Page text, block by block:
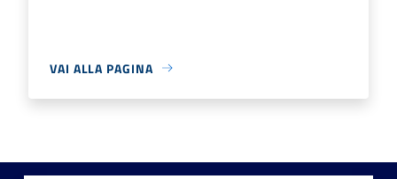
VAI ALLA PAGINA